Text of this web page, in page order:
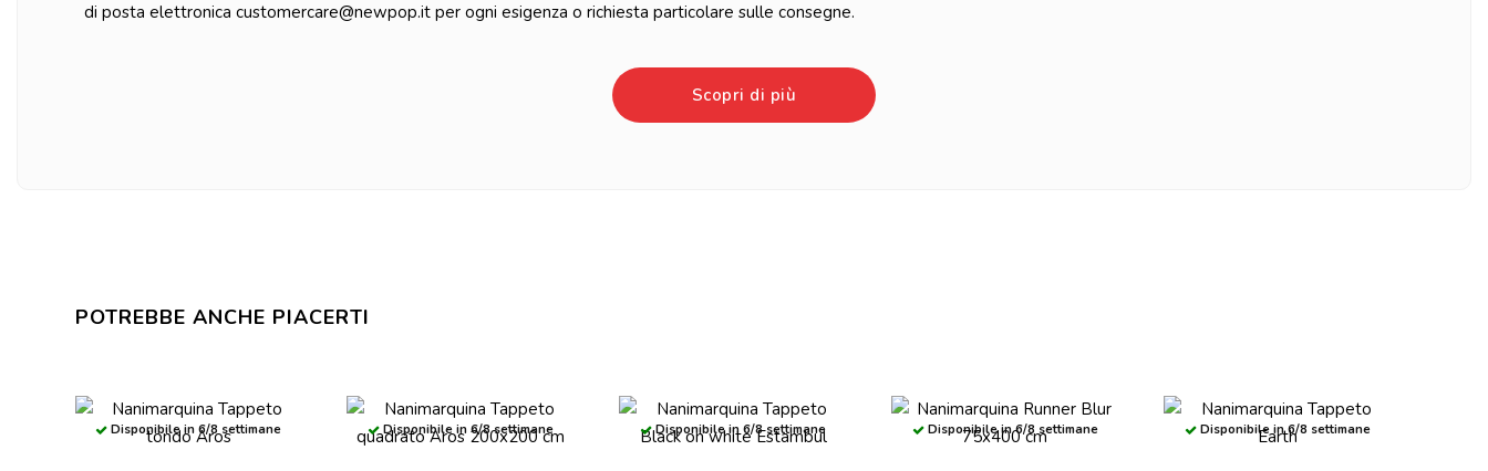
di posta elettronica customercare@newpop.it per ogni esigenza o richiesta particolare sulle consegne.
Scopri di più
POTREBBE ANCHE PIACERTI
Disponibile in 6/8 settimane Disponibile in 6/8 settimane Disponibile in 6/8 settimane Disponibile in 6/8 settimane Disponibile in 6/8 settimane